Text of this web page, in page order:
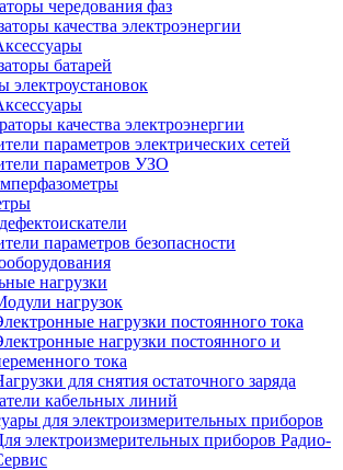
чередования фаз
качества электроэнергии
батарей
электроустановок
качества электроэнергии
параметров электрических сетей
параметров УЗО
параметров безопасности
нагрузки
нагрузок
нагрузки постоянного тока
нагрузки постоянного и
тока
для снятия остаточного заряда
кабельных линий
для электроизмерительных приборов
электроизмерительных приборов Радио-